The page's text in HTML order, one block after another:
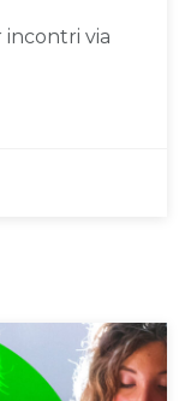
incontri via